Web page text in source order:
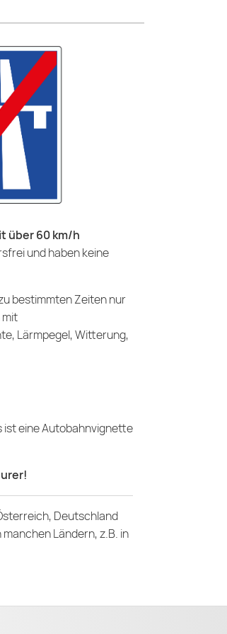
über 60 km/h
und haben keine
bestimmten Zeiten nur
mit
Lärmpegel, Witterung,
ist eine Autobahnvignette
Deutschland
manchen Ländern, z.B. in